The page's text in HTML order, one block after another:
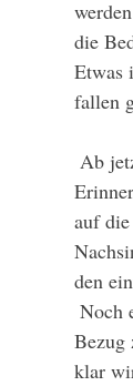
die
Etwas
fallen
auf
den
Bezug
klar